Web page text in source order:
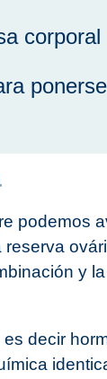
corporal
ponerse
podemos
y
decir